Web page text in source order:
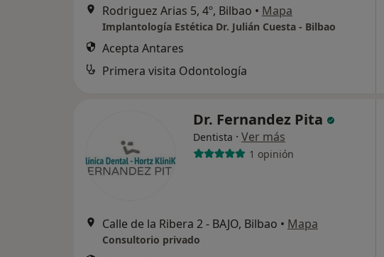
Rodriguez Arias 5, 4º, Bilbao • Mapa
Implantología Estética Dr. Julián Cuesta - Bilbao
Acepta Antares
Primera visita Odontología
Dr. Fernandez Pita
Dentista · Ver más
1 opinión
Calle de la Ribera 2 - BAJO, Bilbao • Mapa
Consultorio privado